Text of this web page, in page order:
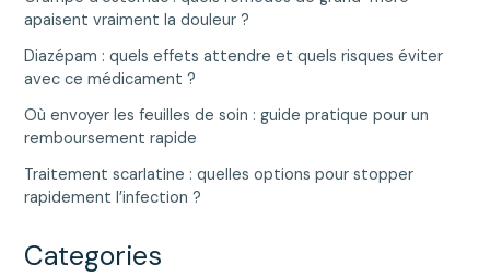
apaisent vraiment la douleur ?
Diazépam : quels effets attendre et quels risques éviter
avec ce médicament ?
Où envoyer les feuilles de soin : guide pratique pour un
remboursement rapide
Traitement scarlatine : quelles options pour stopper
rapidement l’infection ?
Categories